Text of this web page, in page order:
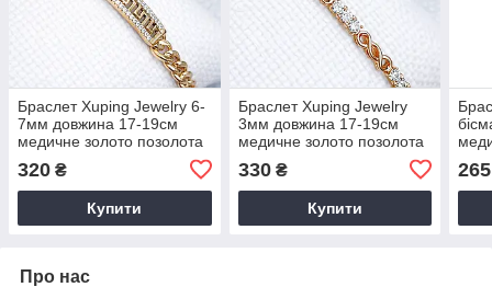
Браслет Xuping Jewelry 6-
7мм довжина 17-19см
медичне золото позолота
320 ₴
Купити
Браслет Xuping Jewelry
3мм довжина 17-19см
медичне золото позолота
330₴
Купити
265
Про нас